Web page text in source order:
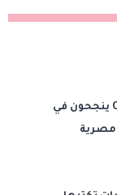
طلاب هندسة الاتصالات بـCIC ينجحون في
مصرية